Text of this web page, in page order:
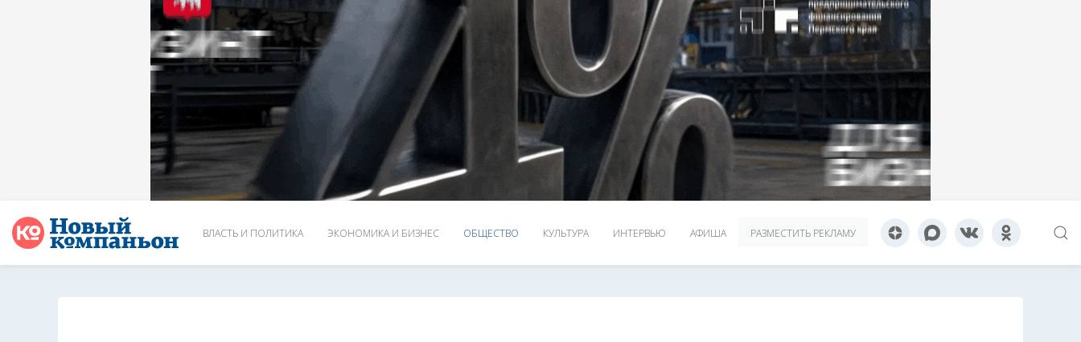
ВЛАСТЬ И ПОЛИТИКА ЭКОНОМИКА И БИЗНЕС ОБЩЕСТВО КУЛЬТУРА ИНТЕРВЬЮ АФИША РАЗМЕСТИТЬ РЕКЛАМУ